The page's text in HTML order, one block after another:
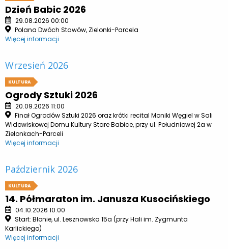
Dzień Babic 2026
29.08.2026 00:00
Polana Dwóch Stawów, Zielonki-Parcela
Więcej informacji
Wrzesień 2026
KULTURA
Ogrody Sztuki 2026
20.09.2026 11:00
Finał Ogrodów Sztuki 2026 oraz krótki recital Moniki Węgiel w Sali
Widowiskowej Domu Kultury Stare Babice, przy ul. Południowej 2a w
Zielonkach-Parceli
Więcej informacji
Październik 2026
KULTURA
14. Półmaraton im. Janusza Kusocińskiego
04.10.2026 10:00
Start: Błonie, ul. Lesznowska 15a (przy Hali im. Zygmunta
Karlickiego)
Więcej informacji